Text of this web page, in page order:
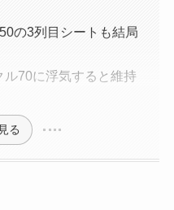
の3列目シートも結局
ル70に浮気すると維持
る